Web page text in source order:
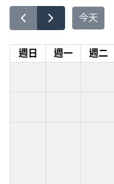
今天
週日 週一 週二